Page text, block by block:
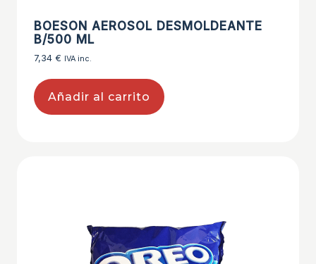
BOESON AEROSOL DESMOLDEANTE
B/500 ML
7,34 € IVA inc.
Añadir al carrito